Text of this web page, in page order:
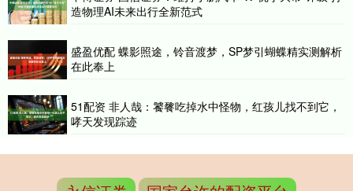
造物理AI未来出行全新范式
盛盈优配 蝶影照途，铃音渡梦，SP梦引蝴蝶精实测解析
在此奉上
51配资 非人哉：饕餮吃掉水中怪物，红孩儿找不到它，
哮天发现踪迹